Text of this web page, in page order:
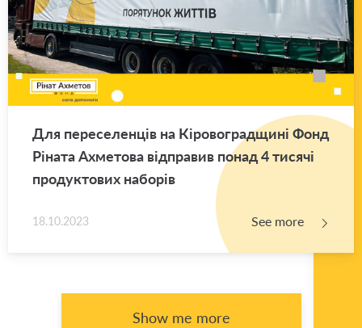
Для переселенців на Кіровоградщині Фонд
Ріната Ахметова відправив понад 4 тисячі
продуктових наборів
18.10.2023 See more
Show me more